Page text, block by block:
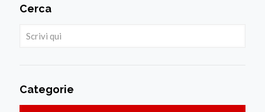
Cerca
Categorie